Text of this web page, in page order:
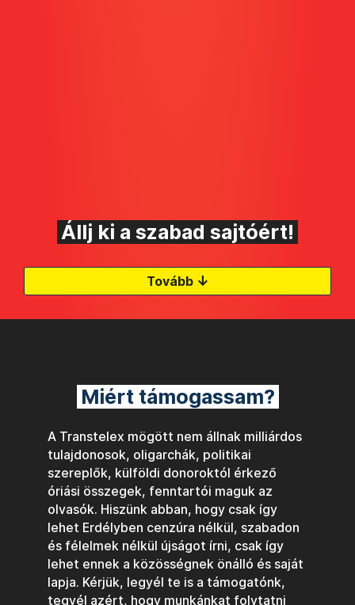
Állj ki a szabad sajtóért!
Tovább ↓
Miért támogassam?
A Transtelex mögött nem állnak milliárdos
tulajdonosok, oligarchák, politikai
szereplők, külföldi donoroktól érkező
óriási összegek, fenntartói maguk az
olvasók. Hiszünk abban, hogy csak így
lehet Erdélyben cenzúra nélkül, szabadon
és félelmek nélkül újságot írni, csak így
lehet ennek a közösségnek önálló és saját
lapja. Kérjük, legyél te is a támogatónk,
tegyél azért, hogy munkánkat folytatni